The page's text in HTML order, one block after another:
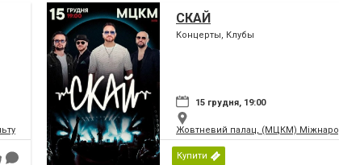
і мистецтв Федерації профспілок України
СКАЙ
Концерты, Клубы
15 грудня, 19:00
Жовтневий палац, (МЦКМ)
Купити